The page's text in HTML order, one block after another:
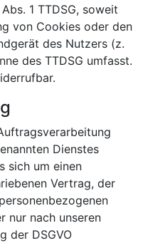
1 TTDSG, soweit
von Cookies oder den
des Nutzers (z.
des TTDSG umfasst.
Dienstes
sich um einen
Vertrag, der
nur nach unseren
der DSGVO